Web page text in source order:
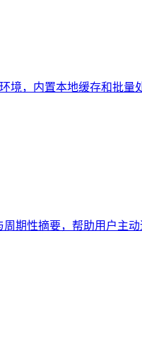
境，内置本地缓存和批量
期性摘要，帮助用户主动